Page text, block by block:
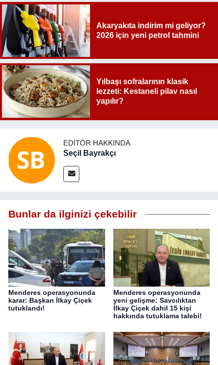
Akaryakıta indirim mi geliyor?
2026 için yeni petrol tahmini
Yılbaşı sofralarının klasik
lezzeti: Kestaneli pilav nasıl
yapılır?
EDITÖR HAKKINDA
Seçil Bayrakçı
Bunlar da ilginizi çekebilir
Menderes operasyonunda
karar: Başkan İlkay Çiçek
tutuklandı!
Menderes operasyonunda
yeni gelişme: Savcılıktan
İlkay Çiçek dahil 15 kişi
hakkında tutuklama talebi!